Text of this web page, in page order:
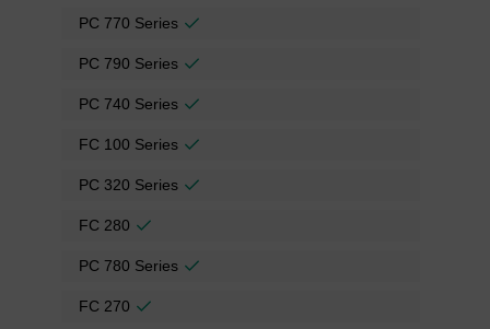
PC 770 Series
PC 790 Series
PC 740 Series
FC 100 Series
PC 320 Series
FC 280
PC 780 Series
FC 270